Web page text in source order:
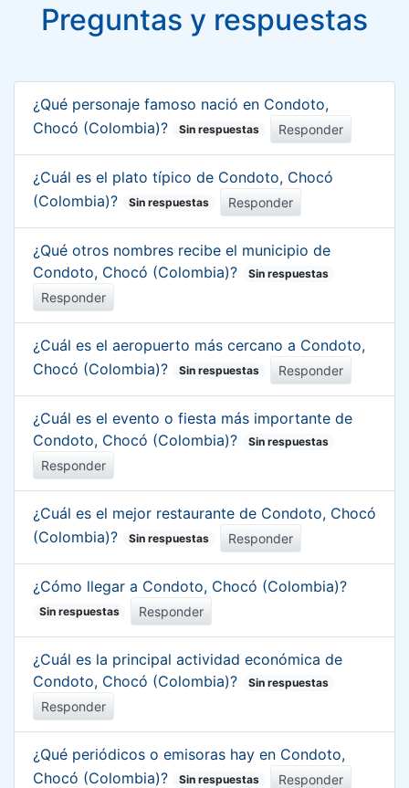
Preguntas y respuestas
¿Qué personaje famoso nació en Condoto,
Chocó (Colombia)?
Sin respuestas Responder
¿Cuál es el plato típico de Condoto, Chocó
(Colombia)?
Sin respuestas Responder
¿Qué otros nombres recibe el municipio de
Condoto, Chocó (Colombia)?
Sin respuestas
Responder
¿Cuál es el aeropuerto más cercano a Condoto,
Chocó (Colombia)?
Sin respuestas Responder
¿Cuál es el evento o fiesta más importante de
Condoto, Chocó (Colombia)?
Sin respuestas
Responder
¿Cuál es el mejor restaurante de Condoto, Chocó
(Colombia)?
Sin respuestas Responder
¿Cómo llegar a Condoto, Chocó (Colombia)?
Sin respuestas Responder
¿Cuál es la principal actividad económica de
Condoto, Chocó (Colombia)?
Sin respuestas
Responder
¿Qué periódicos o emisoras hay en Condoto,
Chocó (Colombia)?
Sin respuestas Responder